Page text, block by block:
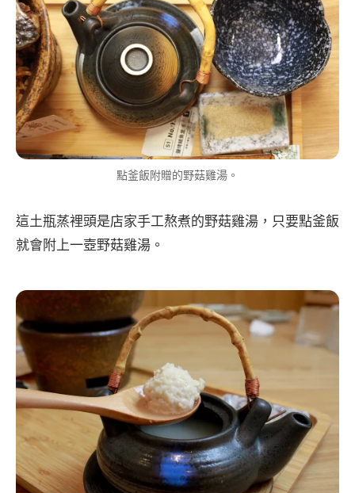
點釜飯附贈的野菇雞湯。
這土瓶蒸裡頭是店家手工熬煮的野菇雞湯，只要點釜飯
就會附上一壺野菇雞湯。